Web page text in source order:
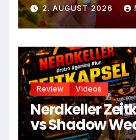
2. AUGUST 2026
Review Videos
Nerdkeller
vs Shadow